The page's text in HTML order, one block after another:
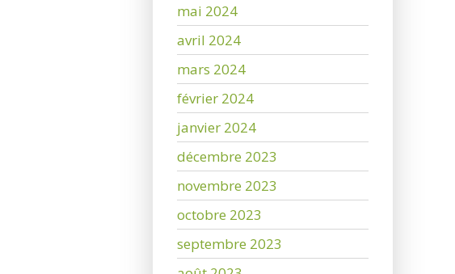
mai 2024
avril 2024
mars 2024
février 2024
janvier 2024
décembre 2023
novembre 2023
octobre 2023
septembre 2023